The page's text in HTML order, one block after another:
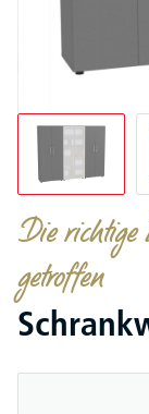
Die
getroffen